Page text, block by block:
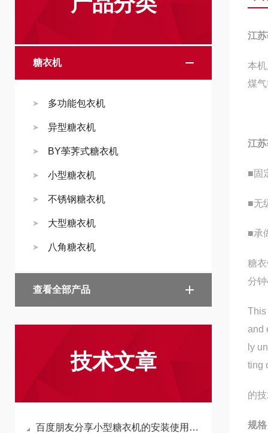
糖衣机
多功能包衣机
异型糖衣机
BY荸荠式糖衣机
小型糖衣机
不锈钢糖衣机
大型糖衣机
八角糖衣机
查看全部产品
技术文章
百度朋友分享小型糖衣机的安装使用方法
江
本
煤
江
■固
■无
■承
糖
分
This
and
ly
ting
的
规格